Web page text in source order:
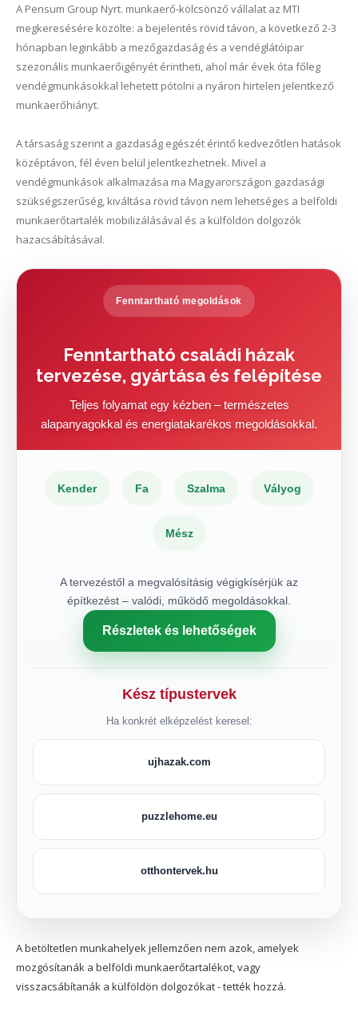
A Pensum Group Nyrt. munkaerő-kölcsönző vállalat az MTI
megkeresésére közölte: a bejelentés rövid távon, a következő 2-3
hónapban leginkább a mezőgazdaság és a vendéglátóipar
szezonális munkaerőigényét érintheti, ahol már évek óta főleg
vendégmunkásokkal lehetett pótolni a nyáron hirtelen jelentkező
munkaerőhiányt.
A társaság szerint a gazdaság egészét érintő kedvezőtlen hatások
középtávon, fél éven belül jelentkezhetnek. Mivel a
vendégmunkások alkalmazása ma Magyarországon gazdasági
szükségszerűség, kiváltása rövid távon nem lehetséges a belföldi
munkaerőtartalék mobilizálásával és a külföldön dolgozók
hazacsábításával.
Fenntartható megoldások
Fenntartható családi házak
tervezése, gyártása és felépítése
Teljes folyamat egy kézben – természetes
alapanyagokkal és energiatakarékos megoldásokkal.
Kender Fa Szalma Vályog
Mész
A tervezéstől a megvalósításig végigkísérjük az
építkezést – valódi, működő megoldásokkal.
Részletek és lehetőségek
Kész típustervek
Ha konkrét elképzelést keresel:
ujhazak.com
puzzlehome.eu
otthontervek.hu
A betöltetlen munkahelyek jellemzően nem azok, amelyek
mozgósítanák a belföldi munkaerőtartalékot, vagy
visszacsábítanák a külföldön dolgozókat - tették hozzá.